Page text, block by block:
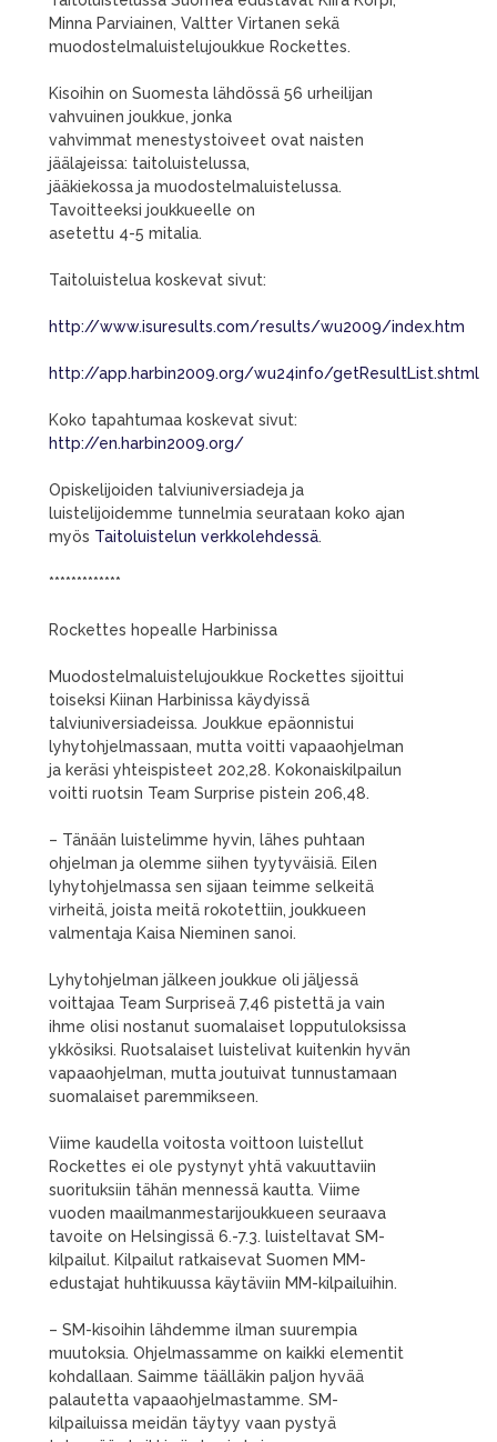
Minna Parviainen, Valtter Virtanen sekä
muodostelmaluistelujoukkue Rockettes.
Kisoihin on Suomesta lähdössä 56 urheilijan
vahvuinen joukkue, jonka
vahvimmat menestystoiveet ovat naisten
jäälajeissa: taitoluistelussa,
jääkiekossa ja muodostelmaluistelussa.
Tavoitteeksi joukkueelle on
asetettu 4-5 mitalia.
Taitoluistelua koskevat sivut:
http://www.isuresults.com/results/wu2009/index.htm
http://app.harbin2009.org/wu24info/getResultList.shtml
Koko tapahtumaa koskevat sivut:
http://en.harbin2009.org/
Opiskelijoiden talviuniversiadeja ja
luistelijoidemme tunnelmia seurataan koko ajan
myös Taitoluistelun verkkolehdessä.
*************
Rockettes hopealle Harbinissa
Muodostelmaluistelujoukkue Rockettes sijoittui
toiseksi Kiinan Harbinissa käydyissä
talviuniversiadeissa. Joukkue epäonnistui
lyhytohjelmassaan, mutta voitti vapaaohjelman
ja keräsi yhteispisteet 202,28. Kokonaiskilpailun
voitti ruotsin Team Surprise pistein 206,48.
– Tänään luistelimme hyvin, lähes puhtaan
ohjelman ja olemme siihen tyytyväisiä. Eilen
lyhytohjelmassa sen sijaan teimme selkeitä
virheitä, joista meitä rokotettiin, joukkueen
valmentaja Kaisa Nieminen sanoi.
Lyhytohjelman jälkeen joukkue oli jäljessä
voittajaa Team Surpriseä 7,46 pistettä ja vain
ihme olisi nostanut suomalaiset lopputuloksissa
ykkösiksi. Ruotsalaiset luistelivat kuitenkin hyvän
vapaaohjelman, mutta joutuivat tunnustamaan
suomalaiset paremmikseen.
Viime kaudella voitosta voittoon luistellut
Rockettes ei ole pystynyt yhtä vakuuttaviin
suorituksiin tähän mennessä kautta. Viime
vuoden maailmanmestarijoukkueen seuraava
tavoite on Helsingissä 6.-7.3. luisteltavat SM-
kilpailut. Kilpailut ratkaisevat Suomen MM-
edustajat huhtikuussa käytäviin MM-kilpailuihin.
– SM-kisoihin lähdemme ilman suurempia
muutoksia. Ohjelmassamme on kaikki elementit
kohdallaan. Saimme täälläkin paljon hyvää
palautetta vapaaohjelmastamme. SM-
kilpailuissa meidän täytyy vaan pystyä